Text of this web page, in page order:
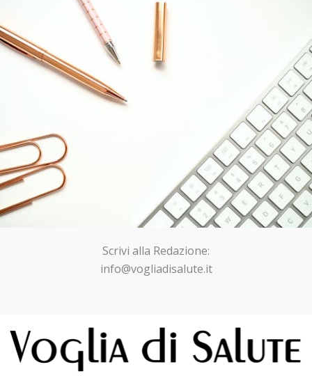
Scrivi alla Redazione:
info@vogliadisalute.it